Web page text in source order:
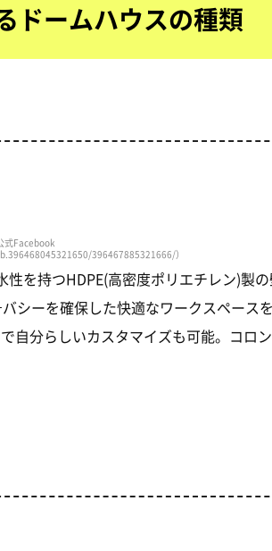
ドームハウスの種類
式Facebook
396467885321666/）
を持つHDPE(高密度ポリエチレン)製
シーを確保した快適なワークスペース
自分らしいカスタマイズも可能。コロ